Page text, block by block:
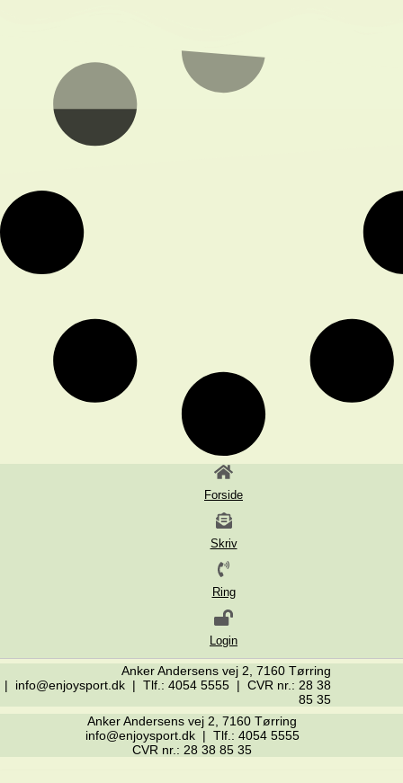
Forside
Skriv
Ring
Login
Anker Andersens vej 2, 7160 Tørring
| info@enjoysport.dk | Tlf.: 4054 5555 | CVR nr.: 28 38
85 35
Anker Andersens vej 2, 7160 Tørring
info@enjoysport.dk | Tlf.: 4054 5555
CVR nr.: 28 38 85 35